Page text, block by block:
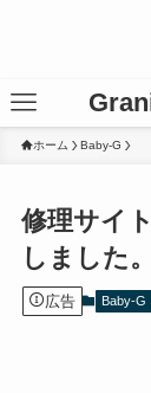
ホーム Baby-G
修理サイ
しました。
広告 Baby-G